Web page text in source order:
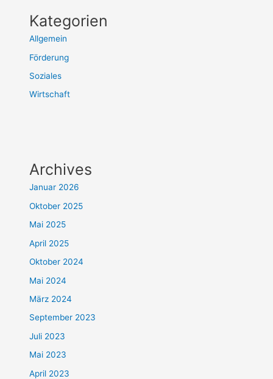
Kategorien
Allgemein
Förderung
Soziales
Wirtschaft
Archives
Januar 2026
Oktober 2025
Mai 2025
April 2025
Oktober 2024
Mai 2024
März 2024
September 2023
Juli 2023
Mai 2023
April 2023